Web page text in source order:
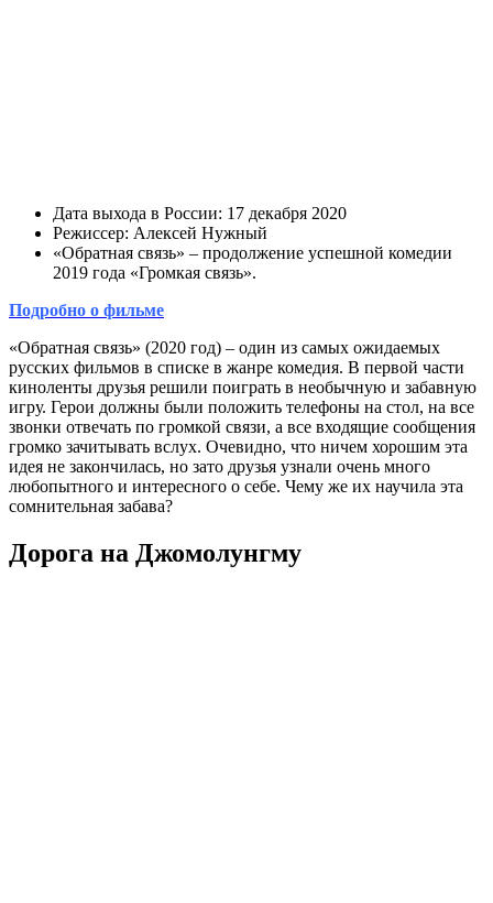
Дата выхода в России: 17 декабря 2020
Режиссер: Алексей Нужный
«Обратная связь» – продолжение успешной комедии
2019 года «Громкая связь».
Подробно о фильме
«Обратная связь» (2020 год) – один из самых ожидаемых
русских фильмов в списке в жанре комедия. В первой части
киноленты друзья решили поиграть в необычную и забавную
игру. Герои должны были положить телефоны на стол, на все
звонки отвечать по громкой связи, а все входящие сообщения
громко зачитывать вслух. Очевидно, что ничем хорошим эта
идея не закончилась, но зато друзья узнали очень много
любопытного и интересного о себе. Чему же их научила эта
сомнительная забава?
Дорога на Джомолунгму